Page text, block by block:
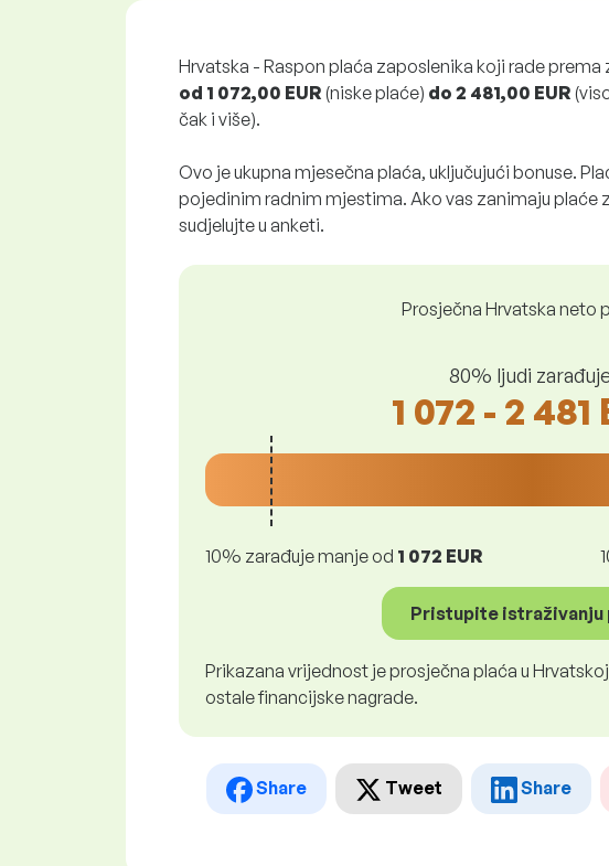
Hrvatska - Raspon plaća zaposlenika koji rade
od 1 072,00 EUR (niske plaće) do 2 481,00 EUR
čak i više).
Ovo je ukupna mjesečna plaća, uključujući bonuse.
pojedinim radnim mjestima. Ako vas zanimaju plaće
sudjelujte u anketi.
Prosječna Hrvatska neto
80% ljudi
1 072 - 2 481
10% zarađuje manje od 1 072 EUR
Pristupite istraživanju
Prikazana vrijednost je prosječna plaća u
ostale financijske nagrade.
Share Tweet Share